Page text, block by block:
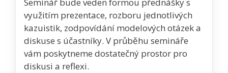
Seminář bude veden formou přednášky s
využitím prezentace, rozboru jednotlivých
kazuistik, zodpovídání modelových otázek a
diskuse s účastníky. V průběhu semináře
vám poskytneme dostatečný prostor pro
diskusi a reflexi.